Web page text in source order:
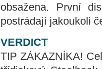
obsažena. První
postrádají jakoukoli
VERDICT
TIP ZÁKAZNÍKA!